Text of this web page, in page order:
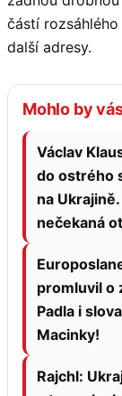
částí
další adresy.
Mohlo by
Václav
do ostrého
na
nečekaná
promluvil o
Padla i
Macinky!
Rajchl: